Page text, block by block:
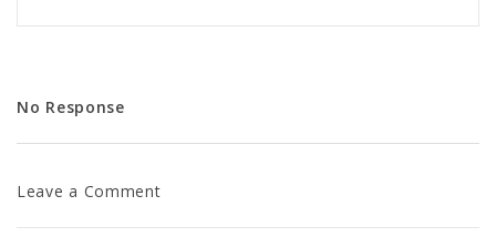
No Response
Leave a Comment